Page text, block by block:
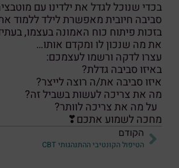
בכדי שנוכל לגדל את ילדינו עם
סביבה חיובית מאפשרת לילד ללמוד
בזכות פיתוח כוח האמונה בעצמו,
את מה שנכון לו ומקדם אותו…
עצרו לדקה ורשמו לעצמכם:
באיזו סביבה גדלת?
איזו סביבה את/ה רוצה לייצר?
מה את צריכה לעשות בשביל זה?
על מה את צריכה לוותר?
מחכה לשמוע אתכם❣
הקודם
הטיפול הקונטיבי ההתנהגותי CBT